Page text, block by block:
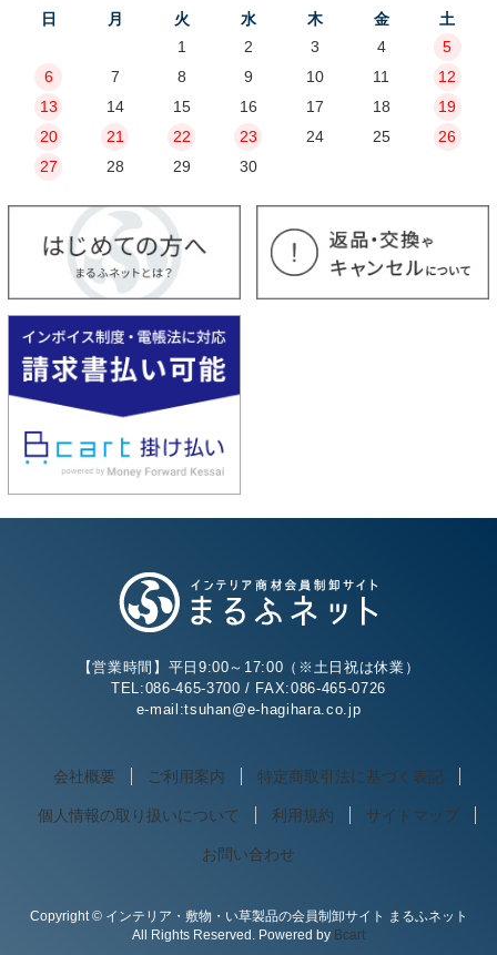
日
月 火 水 木 金
土
1
2 3 4
5
6
7 8 9 10 11
12
13
14 15 16 17 18
19
20
21 22 23 24 25
26
27
28 29 30
【営業時間】平日9:00～17:00（※土日祝は休業）
TEL:086-465-3700 / FAX:086-465-0726
e-mail:tsuhan@e-hagihara.co.jp
会社概要 ご利用案内 特定商取引法に基づく表記
個人情報の取り扱いについて 利用規約 サイトマップ
お問い合わせ
Copyright © インテリア・敷物・い草製品の会員制卸サイト まるふネット
All Rights Reserved. Powered by Bcart